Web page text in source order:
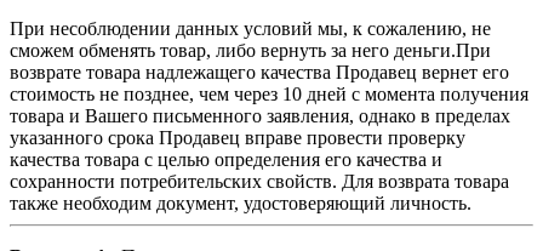
При несоблюдении данных условий мы, к сожалению, не
сможем обменять товар, либо вернуть за него деньги.При
возврате товара надлежащего качества Продавец вернет его
стоимость не позднее, чем через 10 дней с момента получения
товара и Вашего письменного заявления, однако в пределах
указанного срока Продавец вправе провести проверку
качества товара с целью определения его качества и
сохранности потребительских свойств. Для возврата товара
также необходим документ, удостоверяющий личность.